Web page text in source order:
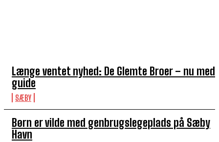
Længe ventet nyhed: De Glemte Broer – nu med
guide
SÆBY
Børn er vilde med genbrugslegeplads på Sæby
Havn